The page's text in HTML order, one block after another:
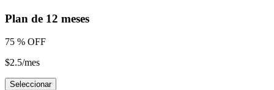
Plan de 12 meses
75 % OFF
$2.5/mes
Seleccionar